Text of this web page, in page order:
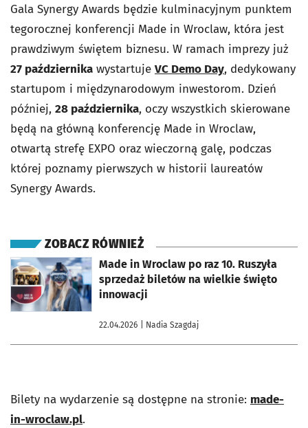
Gala Synergy Awards będzie kulminacyjnym punktem
tegorocznej konferencji Made in Wroclaw, która jest
prawdziwym świętem biznesu. W ramach imprezy już
27 października wystartuje VC Demo Day, dedykowany
startupom i międzynarodowym inwestorom. Dzień
później, 28 października, oczy wszystkich skierowane
będą na główną konferencję Made in Wroclaw,
otwartą strefę EXPO oraz wieczorną galę, podczas
której poznamy pierwszych w historii laureatów
Synergy Awards.
ZOBACZ RÓWNIEŻ
Made in Wroclaw po raz 10. Ruszyła
sprzedaż biletów na wielkie święto
innowacji
22.04.2026 | Nadia Szagdaj
otworzy się w nowej karcie
Bilety na wydarzenie są dostępne na stronie: made-
in-wroclaw.pl.